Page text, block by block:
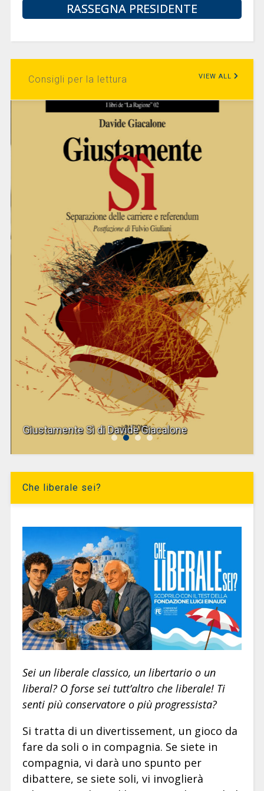
RASSEGNA PRESIDENTE
Consigli per la lettura VIEW ALL
Giustamente Sì di Davide Giacalone
Che liberale sei?
Sei un liberale classico, un libertario o un
liberal? O forse sei tutt’altro che liberale! Ti
senti più conservatore o più progressista?
Si tratta di un divertissement, un gioco da
fare da soli o in compagnia. Se siete in
compagnia, vi darà uno spunto per
dibattere, se siete soli, vi invoglierà